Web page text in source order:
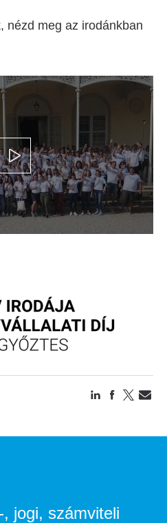
nézd meg az irodánkban
jogi, számviteli